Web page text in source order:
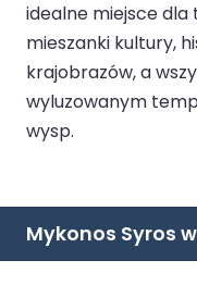
idealne miejsce dla
mieszanki kultury,
krajobrazów, a
wyluzowanym
wysp.
Mykonos Syros